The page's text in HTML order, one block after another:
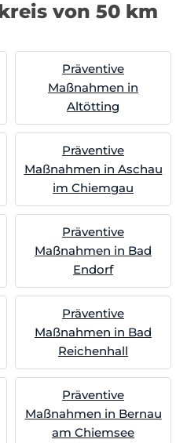
von 50 km
Präventive
Maßnahmen in
Altötting
Präventive
Maßnahmen in Aschau
im Chiemgau
Präventive
Maßnahmen in Bad
Endorf
Präventive
Maßnahmen in Bad
Reichenhall
Präventive
Maßnahmen in Bernau
am Chiemsee